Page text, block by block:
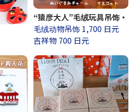
“猿彦大人”毛绒玩具吊饰・
毛绒动物吊饰 1,700 日元
吉祥物 700 日元